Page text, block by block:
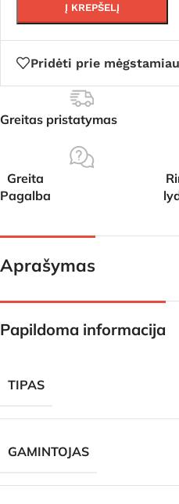
Į KREPŠELĮ
Pridėti prie
Greitas pristatymas
Greita
Pagalba
Aprašymas
Papildoma informacija
TIPAS
GAMINTOJAS